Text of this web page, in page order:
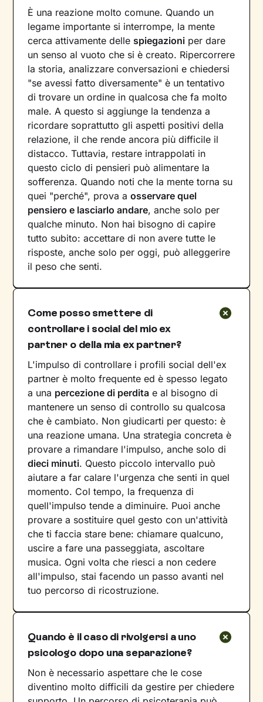
È una reazione molto comune. Quando un
legame importante si interrompe, la mente
cerca attivamente delle spiegazioni per dare
un senso al vuoto che si è creato. Ripercorrere
la storia, analizzare conversazioni e chiedersi
"se avessi fatto diversamente" è un tentativo
di trovare un ordine in qualcosa che fa molto
male. A questo si aggiunge la tendenza a
ricordare soprattutto gli aspetti positivi della
relazione, il che rende ancora più difficile il
distacco. Tuttavia, restare intrappolati in
questo ciclo di pensieri può alimentare la
sofferenza. Quando noti che la mente torna su
quei "perché", prova aosservare quel
pensiero e lasciarlo andare, anche solo per
qualche minuto. Non hai bisogno di capire
tutto subito: accettare di non avere tutte le
risposte, anche solo per oggi, può alleggerire
il peso che senti.
Come posso smettere di
controllare i social del mio ex
partner o della mia ex partner?
L'impulso di controllare i profili social dell'ex
partner è molto frequente ed è spesso legato
a una percezione di perdita e al bisogno di
mantenere un senso di controllo su qualcosa
che è cambiato. Non giudicarti per questo: è
una reazione umana. Una strategia concreta è
provare a rimandare l'impulso, anche solo di
dieci minuti. Questo piccolo intervallo può
aiutare a far calare l'urgenza che senti in quel
momento. Col tempo, la frequenza di
quell'impulso tende a diminuire. Puoi anche
provare a sostituire quel gesto con un'attività
che ti faccia stare bene: chiamare qualcuno,
uscire a fare una passeggiata, ascoltare
musica. Ogni volta che riesci a non cedere
all'impulso, stai facendo un passo avanti nel
tuo percorso di ricostruzione.
Quando è il caso di rivolgersi a uno
psicologo dopo una separazione?
Non è necessario aspettare che le cose
diventino molto difficili da gestire per chiedere